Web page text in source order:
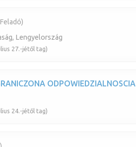
Lengyelország
27.-jétől tag)
ODPOWIEDZIALNOSCIA
24.-jétől tag)